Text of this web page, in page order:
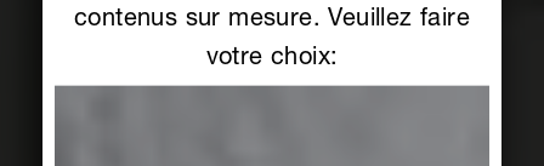
contenus sur mesure. Veuillez faire
votre choix: